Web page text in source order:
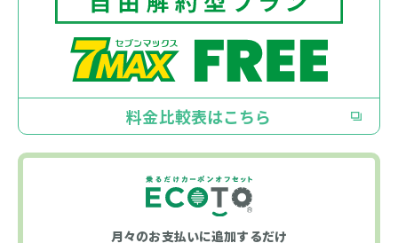
料金比較表はこちら
月々のお支払いに追加するだけ